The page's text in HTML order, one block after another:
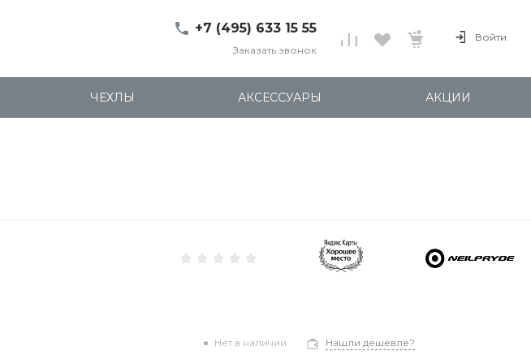
+7 (495) 633 15 55
Правды, д. 24с7
Пн-Пт: 11:00-20:00
Заказать звонок
Войти
ЧЕХЛЫ АКСЕССУАРЫ АКЦИИ
Нет в наличии Нашли дешевле?